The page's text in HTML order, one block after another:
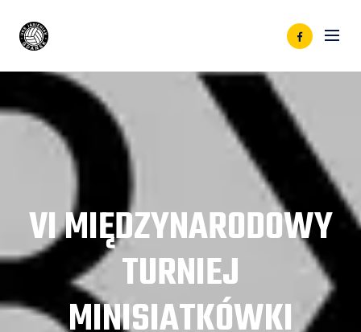
VI MIĘDZYNARODOWY
TURNIEJ
MINISIATKÓWKI